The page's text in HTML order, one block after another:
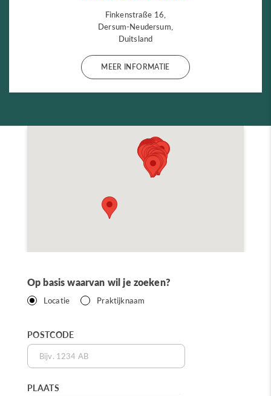
Finkenstraße 16,
Dersum-Neudersum,
Duitsland
MEER INFORMATIE
Op basis waarvan wil je zoeken?
Locatie Praktijknaam
POSTCODE
PLAATS